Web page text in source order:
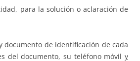
para la solución o aclaración de
documento de identificación de cada
del documento, su teléfono móvil y